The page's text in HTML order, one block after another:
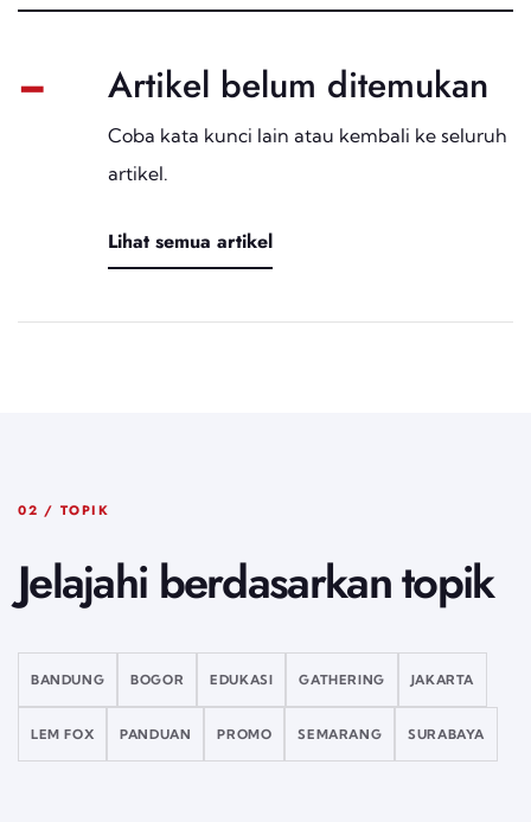
- Artikel belum ditemukan
Coba kata kunci lain atau kembali ke seluruh
artikel.
Lihat semua artikel
02 / TOPIK
Jelajahi berdasarkan topik
BANDUNG BOGOR EDUKASI GATHERING JAKARTA
LEM FOX PANDUAN PROMO SEMARANG SURABAYA